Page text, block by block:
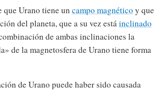
que Urano tiene un campo magnético y que
del planeta, que a su vez está inclinado
de ambas inclinaciones la
de la magnetosfera de Urano tiene forma
de Urano puede haber sido causada